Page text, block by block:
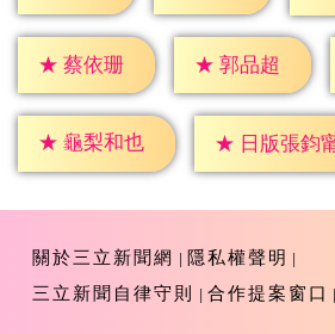
★ 蔡依珊 ★ 郭品超
★ 龜梨和也 ★ 日版張鈞
關於三立新聞網
隱私權聲明
三立新聞自律守則
合作提案窗口